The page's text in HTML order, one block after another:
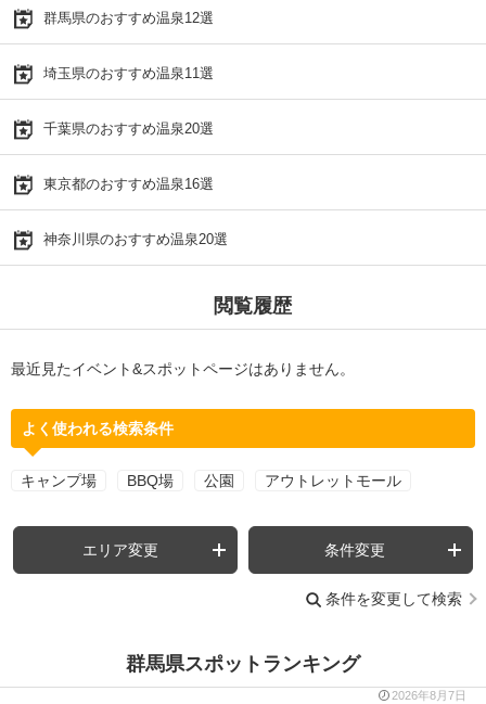
群馬県のおすすめ温泉12選
埼玉県のおすすめ温泉11選
千葉県のおすすめ温泉20選
東京都のおすすめ温泉16選
神奈川県のおすすめ温泉20選
閲覧履歴
最近見たイベント&スポットページはありません。
よく使われる検索条件
キャンプ場 BBQ場 公園 アウトレットモール
エリア変更 条件変更
条件を変更して検索
群馬県スポットランキング
2026年8月7日